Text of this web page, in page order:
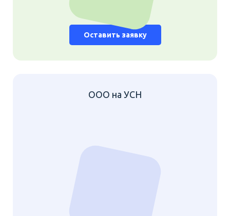
Оставить заявку
ООО на УСН